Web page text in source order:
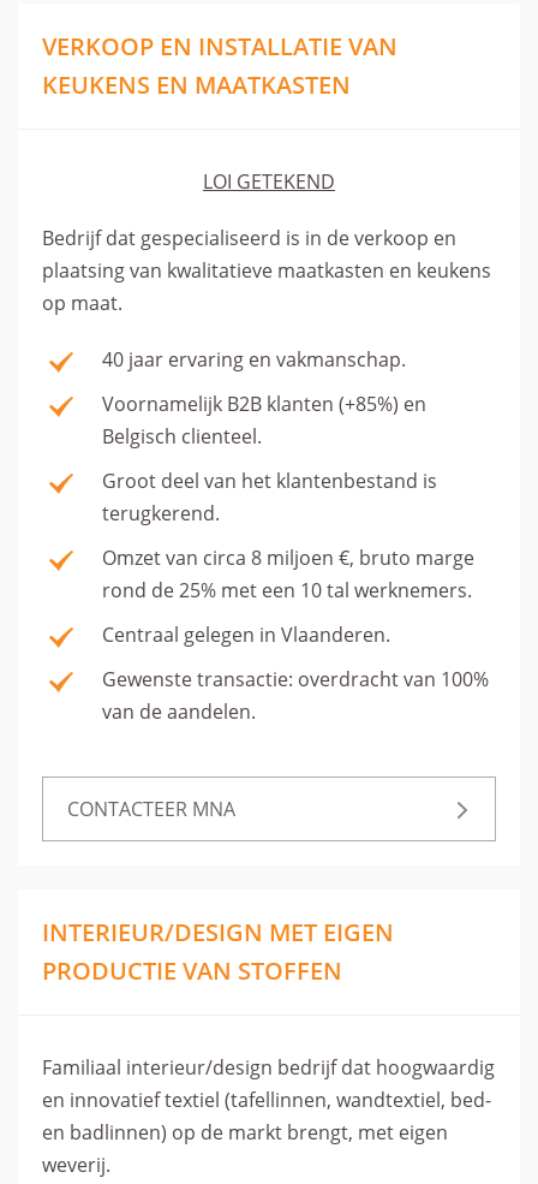
VERKOOP EN INSTALLATIE VAN
KEUKENS EN MAATKASTEN
LOI GETEKEND
Bedrijf dat gespecialiseerd is in de verkoop en
plaatsing van kwalitatieve maatkasten en keukens
op maat.
40 jaar ervaring en vakmanschap.
Voornamelijk B2B klanten (+85%) en
Belgisch clienteel.
Groot deel van het klantenbestand is
terugkerend.
Omzet van circa 8 miljoen €, bruto marge
rond de 25% met een 10 tal werknemers.
Centraal gelegen in Vlaanderen.
Gewenste transactie: overdracht van 100%
van de aandelen.
CONTACTEER MNA
INTERIEUR/DESIGN MET EIGEN
PRODUCTIE VAN STOFFEN
Familiaal interieur/design bedrijf dat hoogwaardig
en innovatief textiel (tafellinnen, wandtextiel, bed-
en badlinnen) op de markt brengt, met eigen
weverij.